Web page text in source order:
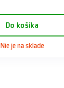
Do košíka
Nie je na sklade